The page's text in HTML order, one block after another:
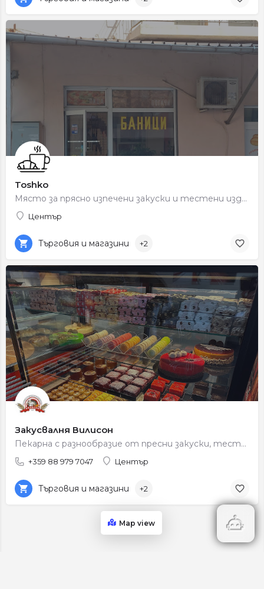
Toshko
Място за прясно изпечени закуски и тестени изделия.
Център
Търговия и магазини +2
Закусвалня Вилисон
Пекарна с разнообразие от пресни закуски, тестени изделия и ароматен хляб.
+359 88 979 7047 Център
Търговия и магазини +2
Map view